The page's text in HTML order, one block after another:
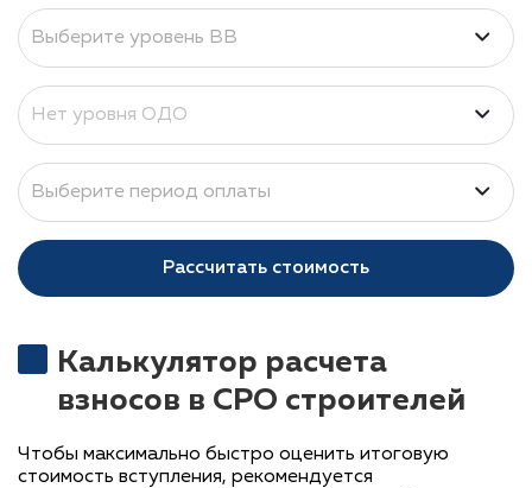
Рассчитать стоимость
Калькулятор расчета
взносов в СРО строителей
Чтобы максимально быстро оценить итоговую
стоимость вступления, рекомендуется